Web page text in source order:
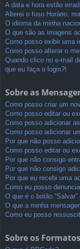
A data e hora estão
Alterei o fuso Horário,
O idioma da minha
O que são as imagens
Como posso exibir uma
Como posso alterar o
Quando clico no e-mail
que eu faça o login?!
Sobre as
Como posso criar um
Como posso editar ou
Como posso adicionar
Como posso adicionar
Por que não posso
Como posso editar ou
Por que não consigo
Por que não consigo
Por que eu recebi uma
Como eu posso
O que é o botão
O que a minha
Como eu posso
Sobre os